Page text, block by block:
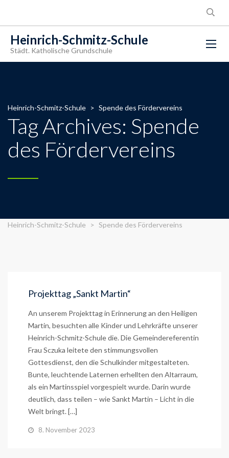
Heinrich-Schmitz-Schule
Städt. Katholische Grundschule
Heinrich-Schmitz-Schule > Spende des Fördervereins
Tag Archives: Spende
des Fördervereins
Heinrich-Schmitz-Schule > Spende des Fördervereins
Projekttag „Sankt Martin“
An unserem Projekttag in Erinnerung an den Heiligen
Martin, besuchten alle Kinder und Lehrkräfte unserer
Heinrich-Schmitz-Schule die. Die Gemeindereferentin
Frau Sczuka leitete den stimmungsvollen
Gottesdienst, den die Schulkinder mitgestalteten.
Bunte, leuchtende Laternen erhellten den Altarraum,
als ein Martinsspiel vorgespielt wurde. Darin wurde
deutlich, dass teilen – wie Sankt Martin – Licht in die
Welt bringt. […]
8. November 2023